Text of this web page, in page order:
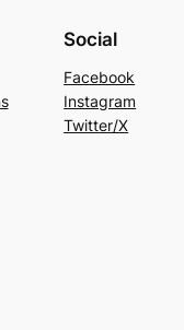
Social
Facebook
Instagram
Twitter/X